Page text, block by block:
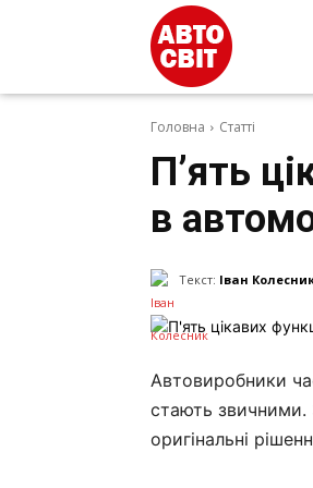
Головна Статті
П’ять
в
Текст: Іван
Автовиробники
стають звичними.
оригінальні